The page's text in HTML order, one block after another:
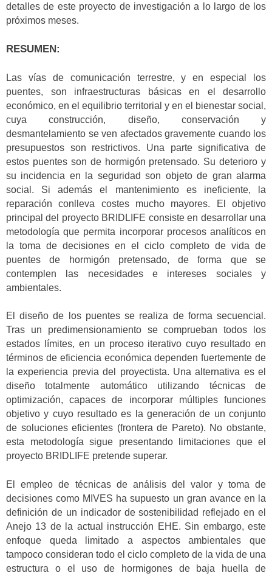
detalles de este proyecto de investigación a lo largo de los
próximos meses.
RESUMEN:
Las vías de comunicación terrestre, y en especial los
puentes, son infraestructuras básicas en el desarrollo
económico, en el equilibrio territorial y en el bienestar social,
cuya construcción, diseño, conservación y
desmantelamiento se ven afectados gravemente cuando los
presupuestos son restrictivos. Una parte significativa de
estos puentes son de hormigón pretensado. Su deterioro y
su incidencia en la seguridad son objeto de gran alarma
social. Si además el mantenimiento es ineficiente, la
reparación conlleva costes mucho mayores. El objetivo
principal del proyecto BRIDLIFE consiste en desarrollar una
metodología que permita incorporar procesos analíticos en
la toma de decisiones en el ciclo completo de vida de
puentes de hormigón pretensado, de forma que se
contemplen las necesidades e intereses sociales y
ambientales.
El diseño de los puentes se realiza de forma secuencial.
Tras un predimensionamiento se comprueban todos los
estados límites, en un proceso iterativo cuyo resultado en
términos de eficiencia económica dependen fuertemente de
la experiencia previa del proyectista. Una alternativa es el
diseño totalmente automático utilizando técnicas de
optimización, capaces de incorporar múltiples funciones
objetivo y cuyo resultado es la generación de un conjunto
de soluciones eficientes (frontera de Pareto). No obstante,
esta metodología sigue presentando limitaciones que el
proyecto BRIDLIFE pretende superar.
El empleo de técnicas de análisis del valor y toma de
decisiones como MIVES ha supuesto un gran avance en la
definición de un indicador de sostenibilidad reflejado en el
Anejo 13 de la actual instrucción EHE. Sin embargo, este
enfoque queda limitado a aspectos ambientales que
tampoco consideran todo el ciclo completo de la vida de una
estructura o el uso de hormigones de baja huella de